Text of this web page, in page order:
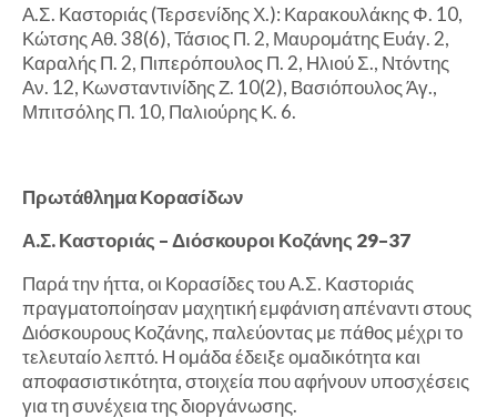
Α.Σ. Καστοριάς (Τερσενίδης Χ.): Καρακουλάκης Φ. 10,
Κώτσης Αθ. 38(6), Τάσιος Π. 2, Μαυρομάτης Ευάγ. 2,
Καραλής Π. 2, Πιπερόπουλος Π. 2, Ηλιού Σ., Ντόντης
Αν. 12, Κωνσταντινίδης Ζ. 10(2), Βασιόπουλος Άγ.,
Μπιτσόλης Π. 10, Παλιούρης Κ. 6.
Πρωτάθλημα Κορασίδων
Α.Σ. Καστοριάς – Διόσκουροι Κοζάνης 29–37
Παρά την ήττα, οι Κορασίδες του Α.Σ. Καστοριάς
πραγματοποίησαν μαχητική εμφάνιση απέναντι στους
Διόσκουρους Κοζάνης, παλεύοντας με πάθος μέχρι το
τελευταίο λεπτό. Η ομάδα έδειξε ομαδικότητα και
αποφασιστικότητα, στοιχεία που αφήνουν υποσχέσεις
για τη συνέχεια της διοργάνωσης.